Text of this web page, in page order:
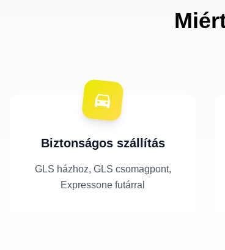
Biztonságos szállítás
GLS házhoz, GLS csomagpont,
Expressone futárral